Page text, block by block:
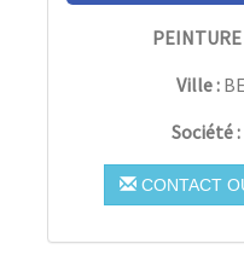
PEINTURE
Ville :
Société :
CONTACT